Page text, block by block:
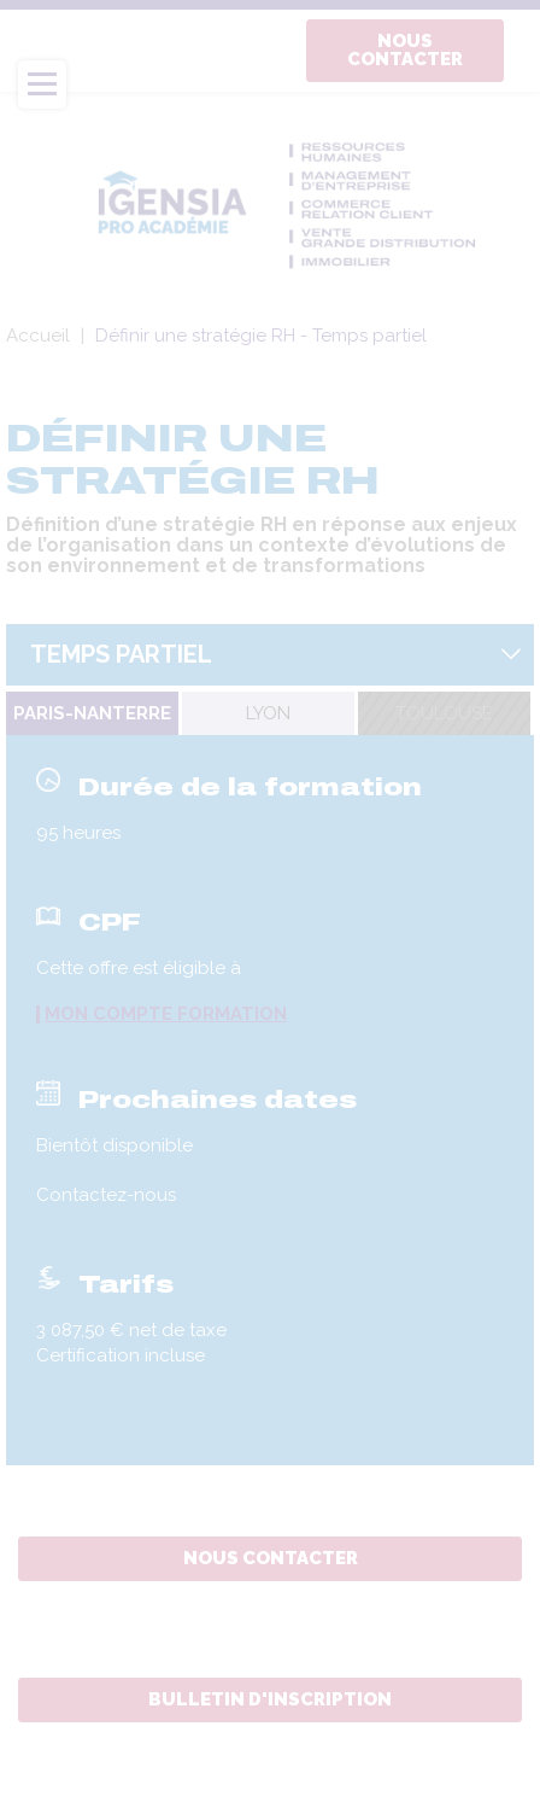
Aller
contenu
principal
NOUS
CONTACTER
Fil
Accueil Définir une stratégie RH - Temps partiel
DÉFINIR UNE
STRATÉGIE RH
Définition d’une stratégie RH en réponse aux enjeux
de l’organisation dans un contexte d’évolutions de
son environnement et de transformations
TEMPS PARTIEL
PARIS-NANTERRE LYON
Durée de la formation
95 heures
CPF
Cette offre est éligible à
Prochaines dates
Bientôt disponible
Contactez-nous
Tarifs
3 087,50 € net de taxe
Certification incluse
NOUS CONTACTER
BULLETIN D'INSCRIPTION